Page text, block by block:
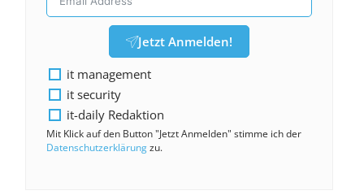
Jetzt Anmelden!
it management
it security
it-daily Redaktion
Mit Klick auf den Button "Jetzt Anmelden" stimme ich der
Datenschutzerklärungzu.